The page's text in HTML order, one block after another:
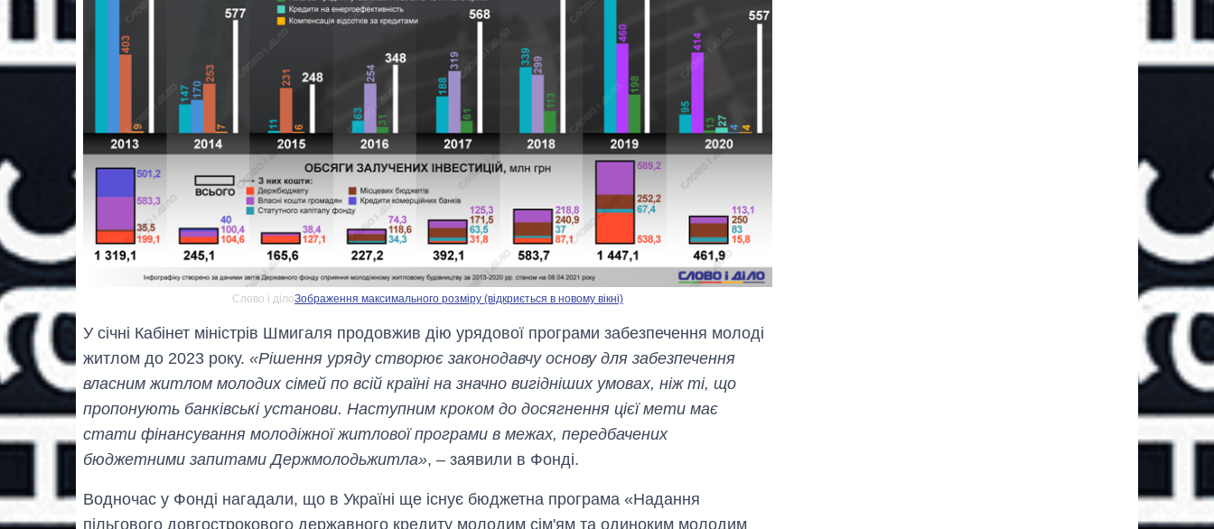
Слово і ділоЗображення максимального розміру (відкриється в новому вікні)
У січні Кабінет міністрів Шмигаля продовжив дію урядової програми забезпечення молоді
житлом до 2023 року. «Рішення уряду створює законодавчу основу для забезпечення
власним житлом молодих сімей по всій країні на значно вигідніших умовах, ніж ті, що
пропонують банківські установи. Наступним кроком до досягнення цієї мети має
стати фінансування молодіжної житлової програми в межах, передбачених
бюджетними запитами Держмолодьжитла», – заявили в Фонді.
Водночас у Фонді нагадали, що в Україні ще існує бюджетна програма «Надання
пільгового довгострокового державного кредиту молодим сім'ям та одиноким молодим